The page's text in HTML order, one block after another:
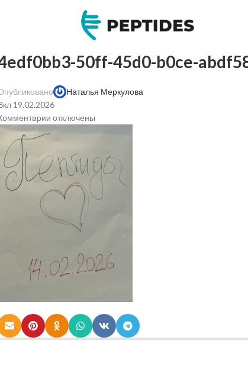
50ff-45d0-b0ce-
Наталья Меркулова
19.02.2026
отключены